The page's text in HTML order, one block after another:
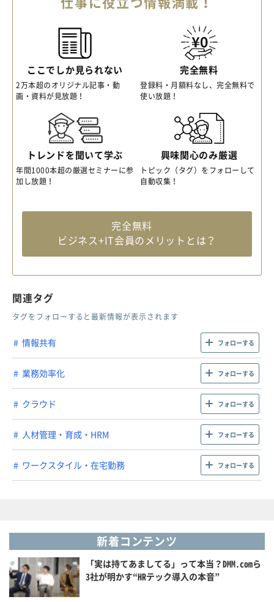
ここでしか見られない
2万本超のオリジナル記事・動
画・資料が見放題！
完全無料
登録料・月額料なし、完全無料で
使い放題！
トレンドを聞いて学ぶ
年間1000本超の厳選セミナーに参
加し放題！
興味関心のみ厳選
トピック（タグ）をフォローして
自動収集！
完全無料
ビジネス+IT会員のメリットとは？
関連タグ
タグをフォローすると最新情報が表示されます
情報共有 フォローする
業務効率化 フォローする
クラウド フォローする
人材管理・育成・HRM フォローする
ワークスタイル・在宅勤務 フォローする
新着コンテンツ
「実は持てあましてる」って本当？DMM.comら
3社が明かす“HRテック導入の本音”